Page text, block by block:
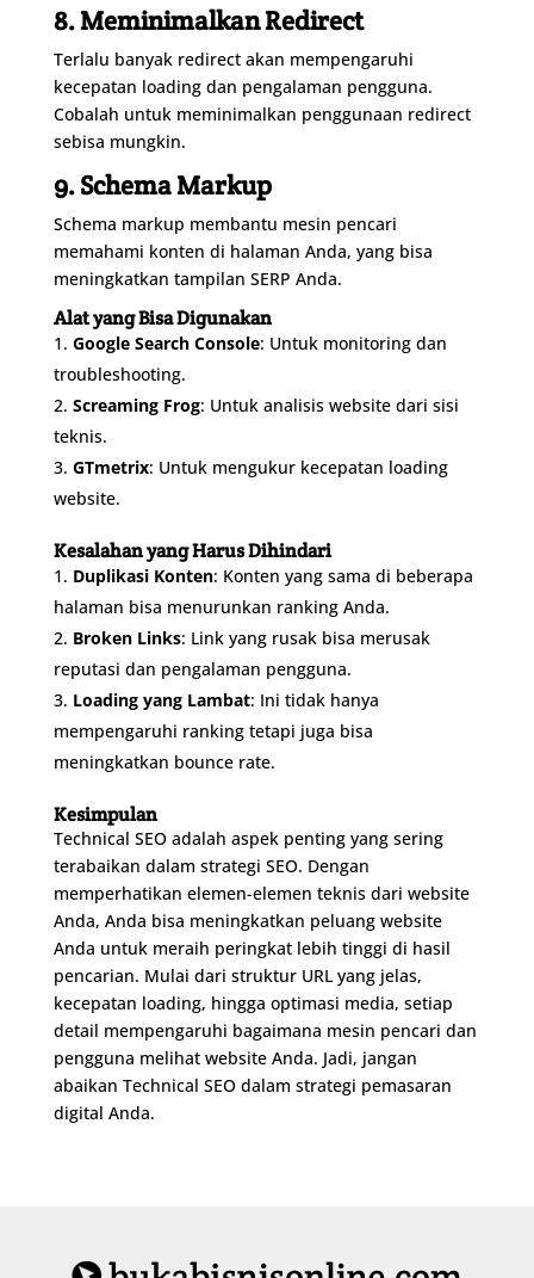
8. Meminimalkan Redirect
Terlalu banyak redirect akan mempengaruhi
kecepatan loading dan pengalaman pengguna.
Cobalah untuk meminimalkan penggunaan redirect
sebisa mungkin.
9. Schema Markup
Schema markup membantu mesin pencari
memahami konten di halaman Anda, yang bisa
meningkatkan tampilan SERP Anda.
Alat yang Bisa Digunakan
Google Search Console: Untuk monitoring dan
troubleshooting.
Screaming Frog: Untuk analisis website dari sisi
teknis.
GTmetrix: Untuk mengukur kecepatan loading
website.
Kesalahan yang Harus Dihindari
Duplikasi Konten: Konten yang sama di beberapa
halaman bisa menurunkan ranking Anda.
Broken Links: Link yang rusak bisa merusak
reputasi dan pengalaman pengguna.
Loading yang Lambat: Ini tidak hanya
mempengaruhi ranking tetapi juga bisa
meningkatkan bounce rate.
Kesimpulan
Technical SEO adalah aspek penting yang sering
terabaikan dalam strategi SEO. Dengan
memperhatikan elemen-elemen teknis dari website
Anda, Anda bisa meningkatkan peluang website
Anda untuk meraih peringkat lebih tinggi di hasil
pencarian. Mulai dari struktur URL yang jelas,
kecepatan loading, hingga optimasi media, setiap
detail mempengaruhi bagaimana mesin pencari dan
pengguna melihat website Anda. Jadi, jangan
abaikan Technical SEO dalam strategi pemasaran
digital Anda.